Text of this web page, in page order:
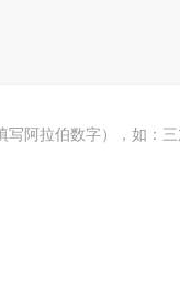
写阿拉伯数字），如：